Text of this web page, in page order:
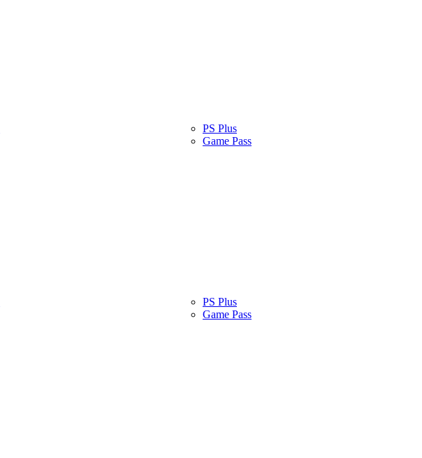
PS Plus
Game Pass
PS Plus
Game Pass